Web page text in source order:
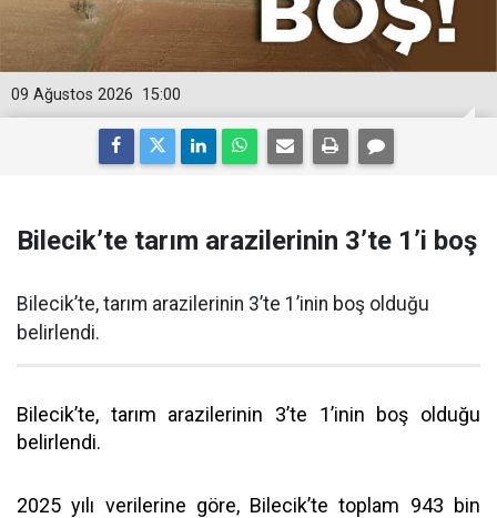
15:00
09 Ağustos 2026
Bilecik’te tarım arazilerinin 3’te 1’i boş
Bilecik’te, tarım arazilerinin 3’te 1’inin boş olduğu
belirlendi.
Bilecik’te, tarım arazilerinin 3’te 1’inin boş olduğu
belirlendi.
2025 yılı verilerine göre, Bilecik’te toplam 943 bin